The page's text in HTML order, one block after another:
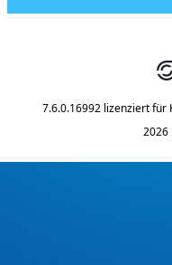
7.6.0.16992 lizenziert für
2026